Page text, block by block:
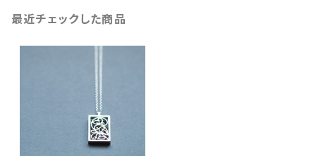
最近チェックした商品